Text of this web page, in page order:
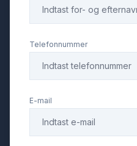
Telefonnummer
E-mail